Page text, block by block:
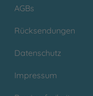
AGBs
Rücksendungen
Datenschutz
Impressum